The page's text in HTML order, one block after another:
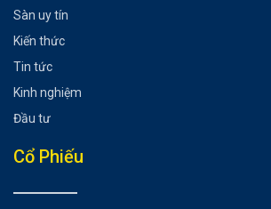
Sàn uy tín
Kiến thức
Tin tức
Kinh nghiệm
Đầu tư
Cổ Phiếu